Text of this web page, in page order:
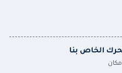
الخاص بنا